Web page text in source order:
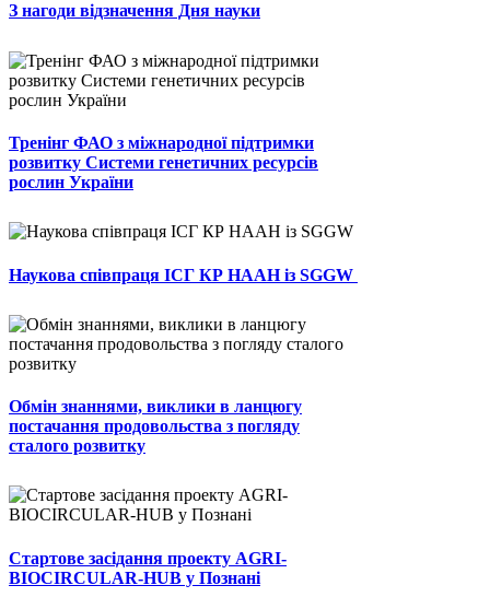
З нагоди відзначення Дня науки
Тренінг ФАО з міжнародної підтримки
розвитку Системи генетичних ресурсів
рослин України
Наукова співпраця ІСГ КР НААН із SGGW
Обмін знаннями, виклики в ланцюгу
постачання продовольства з погляду
сталого розвитку
Стартове засідання проекту AGRI-
BIOCIRCULAR-HUB у Познані